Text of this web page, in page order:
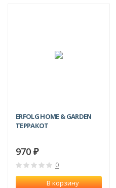
ERFOLG HOME & GARDEN
ТЕРРАКОТ
970 ₽
0
В корзину